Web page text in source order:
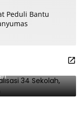
Peduli Bantu
34 Sekolah,